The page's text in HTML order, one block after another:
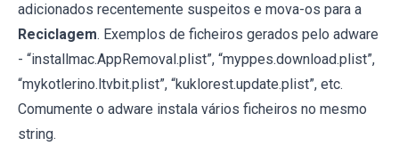
adicionados recentemente suspeitos e mova-os para a
Reciclagem. Exemplos de ficheiros gerados pelo adware
- “installmac.AppRemoval.plist”, “myppes.download.plist”,
“mykotlerino.ltvbit.plist”, “kuklorest.update.plist”, etc.
Comumente o adware instala vários ficheiros no mesmo
string.